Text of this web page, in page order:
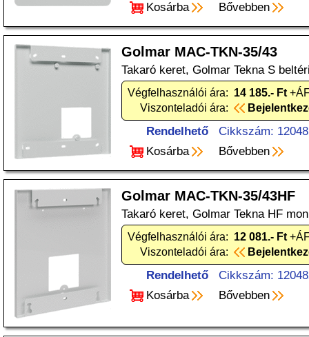
Kosárba
Bővebben
Golmar MAC-TKN-35/43
Takaró keret, Golmar Tekna S
Végfelhasználói ára: 14 185.- Ft
Viszonteladói ára:
Rendelhető
Cikkszám:
Kosárba
Bővebben
Golmar MAC-TKN-35/43HF
Takaró keret, Golmar Tekna HF
Végfelhasználói ára: 12 081.- Ft
Viszonteladói ára:
Rendelhető
Cikkszám:
Kosárba
Bővebben